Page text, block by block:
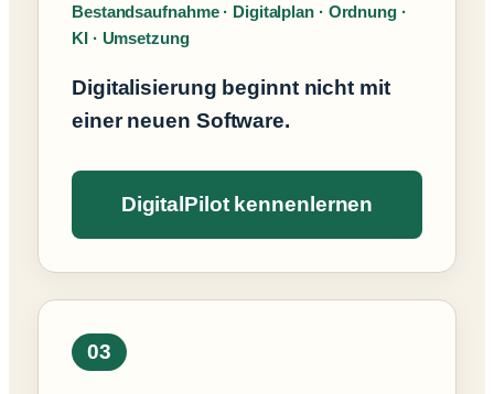
Bestandsaufnahme · Digitalplan · Ordnung ·
KI · Umsetzung
Digitalisierung beginnt nicht mit
einer neuen Software.
DigitalPilot kennenlernen
03